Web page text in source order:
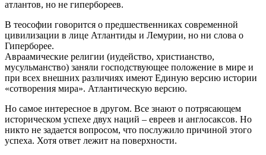
атлантов, но не гипербореев.
В теософии говорится о предшественниках современной
цивилизации в лице Атлантиды и Лемурии, но ни слова о
Гиперборее.
Авраамические религии (иудейство, христианство,
мусульманство) заняли господствующее положение в мире и
при всех внешних различиях имеют Единую версию истории
«сотворения мира». Атлантическую версию.
Но самое интересное в другом. Все знают о потрясающем
историческом успехе двух наций – евреев и англосаксов. Но
никто не задается вопросом, что послужило причиной этого
успеха. Хотя ответ лежит на поверхности.